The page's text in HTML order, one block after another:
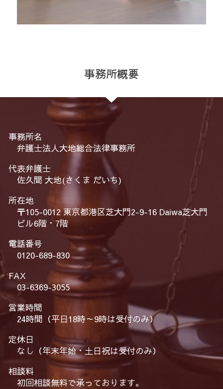
事務所概要
事務所名
弁護士法人大地総合法律事務所
代表弁護士
佐久間 大地(さくま だいち)
所在地
〒105-0012 東京都港区芝大門2-9-16 Daiwa芝大門
ビル6階・7階
電話番号
0120-689-830
FAX
03-6369-3055
営業時間
24時間（平日18時～9時は受付のみ）
定休日
なし（年末年始・土日祝は受付のみ）
相談料
初回相談無料で承っております。